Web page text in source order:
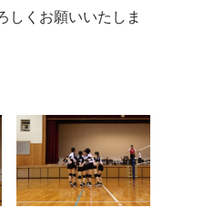
しくお願いいたしま